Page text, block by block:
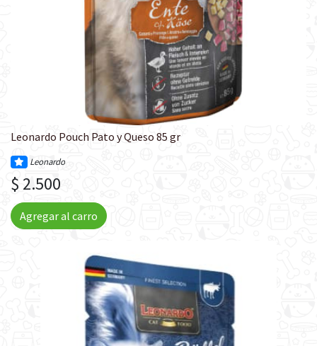
Leonardo Pouch Pato y Queso 85 gr
Leonardo
$ 2.500
Agregar al carro